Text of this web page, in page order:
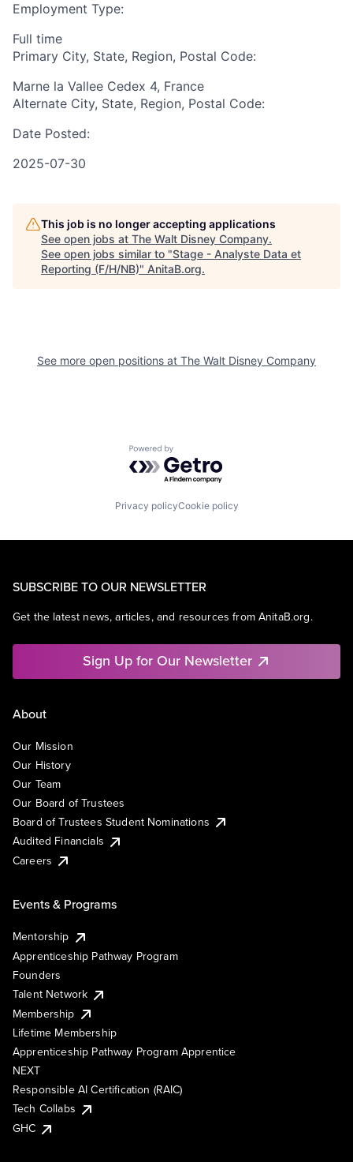
Employment Type:
Full time
Primary City, State, Region, Postal Code:
Marne la Vallee Cedex 4, France
Alternate City, State, Region, Postal Code:
Date Posted:
2025-07-30
This job is no longer accepting applications
See open jobs at The Walt Disney Company.
See open jobs similar to "Stage - Analyste Data et
Reporting (F/H/NB)" AnitaB.org.
See more open positions at The Walt Disney Company
Powered by Getro.com
Privacy policyCookie policy
SUBSCRIBE TO OUR NEWSLETTER
Get the latest news, articles, and resources from AnitaB.org.
Sign Up for Our Newsletter
About
Our Mission
Our History
Our Team
Our Board of Trustees
Board of Trustees Student Nominations
Audited Financials
Careers
Events & Programs
Mentorship
Apprenticeship Pathway Program
Founders
Talent Network
Membership
Lifetime Membership
Apprenticeship Pathway Program Apprentice
NEXT
Responsible AI Certification (RAIC)
Tech Collabs
GHC